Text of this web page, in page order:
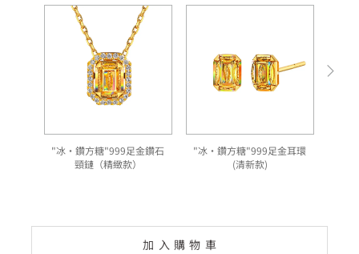
"冰·鑽方糖"999足金鑽石
頸鏈（精緻款）
"冰·鑽方糖"999足金耳環
(清新款)
加入購物車